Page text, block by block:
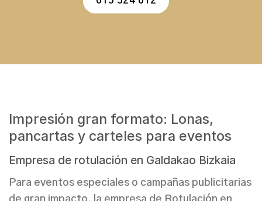
Impresión gran formato: Lonas,
pancartas y carteles para eventos
Empresa de rotulación en Galdakao Bizkaia
Para eventos especiales o campañas publicitarias